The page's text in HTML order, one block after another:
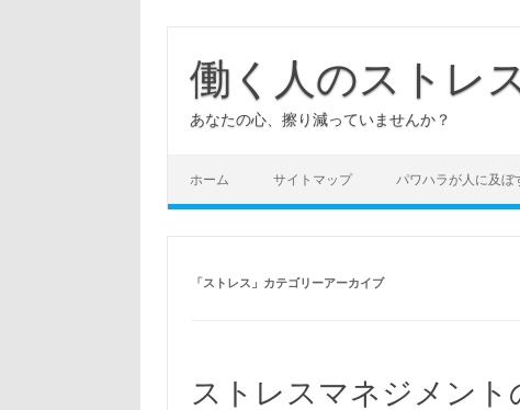
働く人のストレ
あなたの心、擦り減っていませんか？
ホーム サイトマップ パワハラが人に及ぼ
「ストレス 」カテゴリーアーカイブ
ストレスマネジメント